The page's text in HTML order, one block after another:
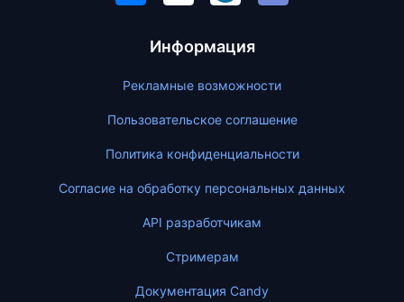
Информация
Рекламные возможности
Пользовательское соглашение
Политика конфиденциальности
Согласие на обработку персональных данных
API разработчикам
Стримерам
Документация Candy